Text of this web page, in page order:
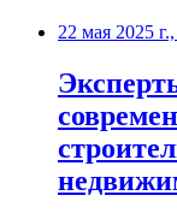
22 мая 2025